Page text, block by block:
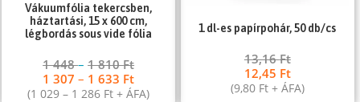
Vákuumfólia tekercsben,
háztartási, 15 x 600 cm,
légbordás sous vide fólia
1 448–1 810Ft
1 307– 1 633 Ft
(1 029– 1 286 Ft + ÁFA)
1 dl-es papírpohár, 50 db/cs
13,16Ft
12,45 Ft
(9,80 Ft+ ÁFA)